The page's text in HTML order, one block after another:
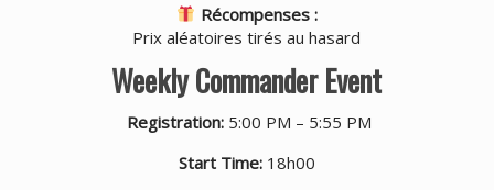
Récompenses :
Prix aléatoires tirés au hasard
Weekly Commander Event
Registration:5:00 PM – 5:55 PM
Start Time:18h00